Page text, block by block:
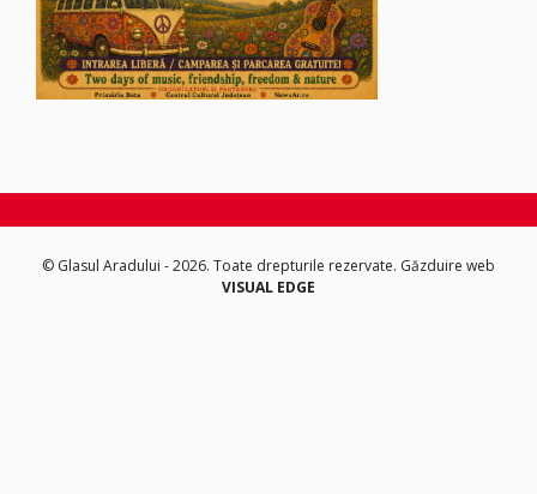
© Glasul Aradului - 2026. Toate drepturile rezervate. Găzduire web
VISUAL EDGE